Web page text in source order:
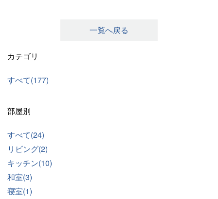
一覧へ戻る
カテゴリ
すべて(177)
部屋別
すべて(24)
リビング(2)
キッチン(10)
和室(3)
寝室(1)